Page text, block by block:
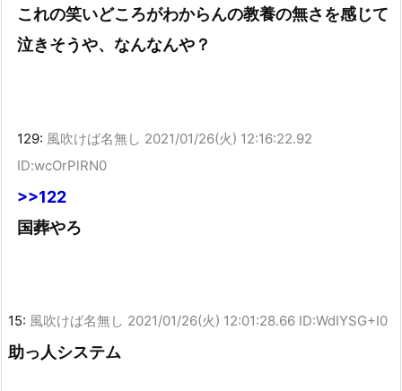
これの笑いどころがわからんの教養の無さを感じて
泣きそうや、なんなんや？
129: 風吹けば名無し 2021/01/26(火) 12:16:22.92
ID:wcOrPlRN0
>>122
国葬やろ
15: 風吹けば名無し 2021/01/26(火) 12:01:28.66 ID:WdIYSG+I0
助っ人システム